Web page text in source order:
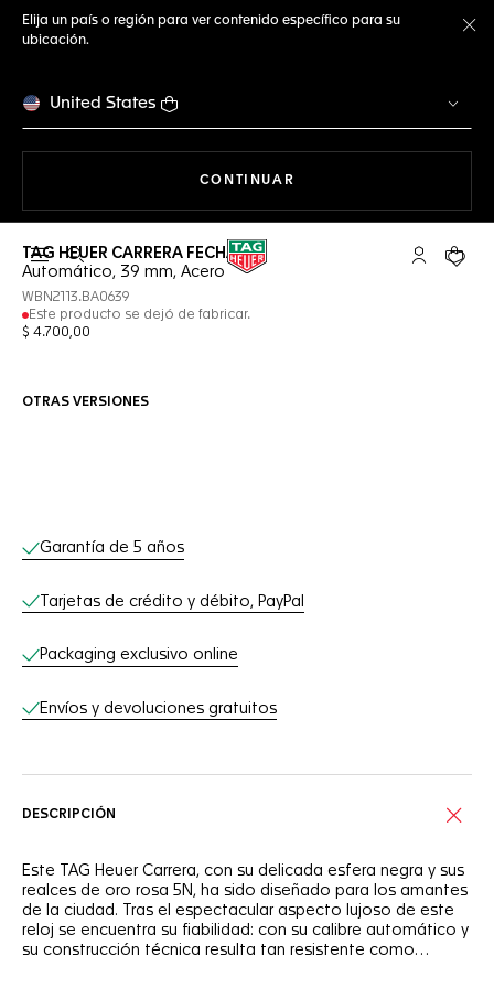
Elija un país o región para ver contenido específico para su
ubicación.
United States
CONTINUAR
Abrir el menú de búsqueda Cuenta Mi
Su
TAG HEUER CARRERA FECHA
Automático, 39 mm, Acero
WBN2113.BA0639
Este producto se dejó de fabricar.
$ 4.700,00
OTRAS VERSIONES
Servicios online
Garantía de 5 años
Tarjetas de crédito y débito, PayPal
Packaging exclusivo online
Envíos y devoluciones gratuitos
DESCRIPCIÓN
Este TAG Heuer Carrera, con su delicada esfera negra y sus
realces de oro rosa 5N, ha sido diseñado para los amantes
de la ciudad. Tras el espectacular aspecto lujoso de este
reloj se encuentra su fiabilidad: con su calibre automático y
su construcción técnica resulta tan resistente como